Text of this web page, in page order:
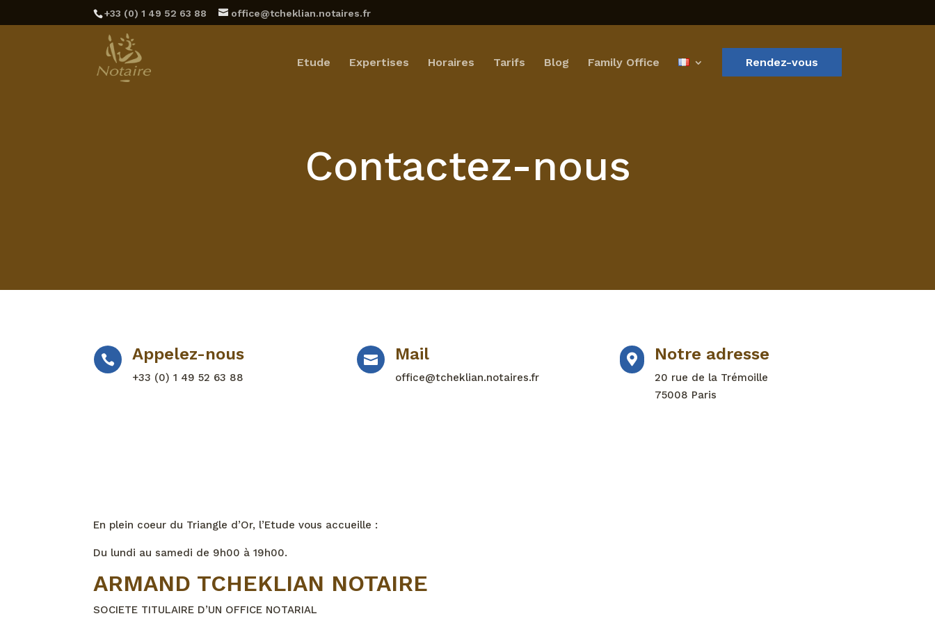
‪+33 (0) 1 49 52 63 88‬ office@tcheklian.notaires.fr
Etude Expertises Horaires Tarifs Blog Family Office Rendez-vous
Contactez-nous
 Appelez-nous
+33 (0) 1 49 52 63 88‬
 Mail
office@tcheklian.notaires.fr
 Notre adresse
20 rue de la Trémoille
75008 Paris
En plein coeur du Triangle d’Or, l’Etude vous accueille :
Du lundi au samedi de 9h00 à 19h00.
ARMAND TCHEKLIAN NOTAIRE
SOCIETE TITULAIRE D’UN OFFICE NOTARIAL